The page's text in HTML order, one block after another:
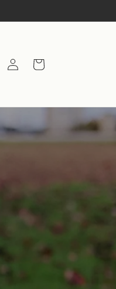
InloggenWinkelwagen